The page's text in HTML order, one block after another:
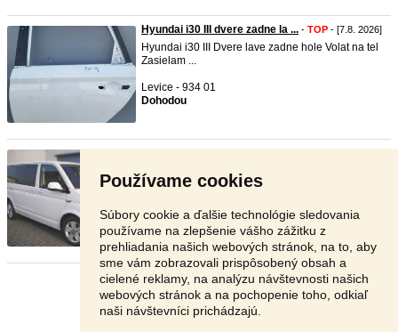
Používame cookies
Súbory cookie a ďalšie technológie sledovania
používame na zlepšenie vášho zážitku z
prehliadania našich webových stránok, na to, aby
sme vám zobrazovali prispôsobený obsah a
cielené reklamy, na analýzu návštevnosti našich
webových stránok a na pochopenie toho, odkiaľ
naši návštevníci prichádzajú.
Hyundai i30 III dvere zadne la ... - TOP - [7.8. 2026]
Hyundai i30 III Dvere lave zadne hole Volat na tel
Zasielam ...
Levice - 934 01
Dohodou
Predám VW Multivan T6 Comfortline 2017, 2.0TDI
Bratislava - 821 04
16 990 €
Stránka: 1 2 3 Ďalšia